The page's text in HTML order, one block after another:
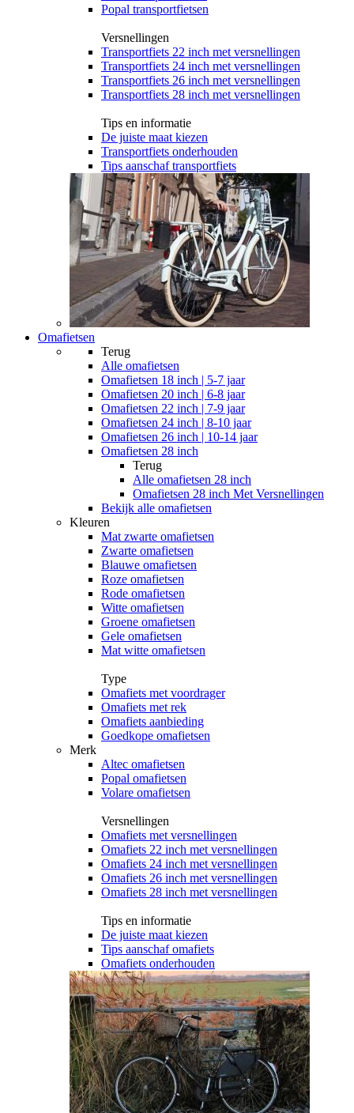
Popal transportfietsen
Versnellingen
Transportfiets 22 inch met versnellingen
Transportfiets 24 inch met versnellingen
Transportfiets 26 inch met versnellingen
Transportfiets 28 inch met versnellingen
Tips en informatie
De juiste maat kiezen
Transportfiets onderhouden
Tips aanschaf transportfiets
Omafietsen
Terug
Alle omafietsen
Omafietsen 18 inch | 5-7 jaar
Omafietsen 20 inch | 6-8 jaar
Omafietsen 22 inch | 7-9 jaar
Omafietsen 24 inch | 8-10 jaar
Omafietsen 26 inch | 10-14 jaar
Omafietsen 28 inch
Terug
Alle omafietsen 28 inch
Omafietsen 28 inch Met Versnellingen
Bekijk alle omafietsen
Kleuren
Mat zwarte omafietsen
Zwarte omafietsen
Blauwe omafietsen
Roze omafietsen
Rode omafietsen
Witte omafietsen
Groene omafietsen
Gele omafietsen
Mat witte omafietsen
Type
Omafiets met voordrager
Omafiets met rek
Omafiets aanbieding
Goedkope omafietsen
Merk
Altec omafietsen
Popal omafietsen
Volare omafietsen
Versnellingen
Omafiets met versnellingen
Omafiets 22 inch met versnellingen
Omafiets 24 inch met versnellingen
Omafiets 26 inch met versnellingen
Omafiets 28 inch met versnellingen
Tips en informatie
De juiste maat kiezen
Tips aanschaf omafiets
Omafiets onderhouden